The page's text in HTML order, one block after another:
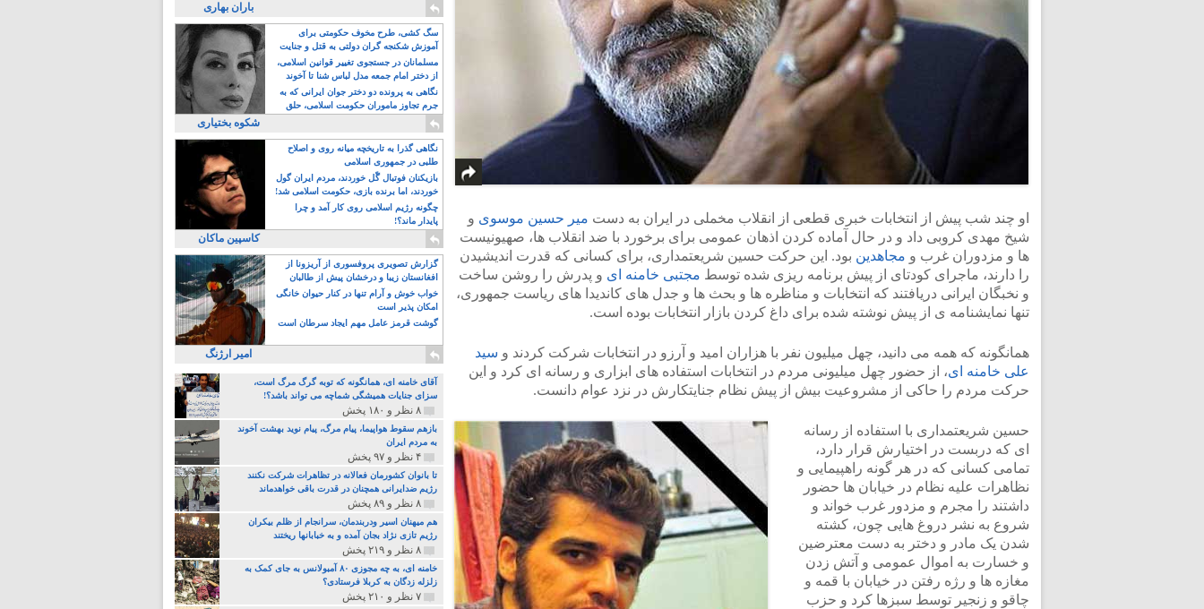
او چند شب پیش از انتخابات خبری قطعی از انقلاب مخملی در ایران به دست میر حسین موسوی و
شیخ مهدی کروبی داد و در حال آماده کردن اذهان عمومی برای برخورد با ضد انقلاب ها، صهیونیست
ها و مزدوران غرب و مجاهدین بود. این حرکت حسین شریعتمداری، برای کسانی که قدرت اندیشیدن
را دارند، ماجرای کودتای از پیش برنامه ریزی شده توسط مجتبی خامنه ای و پدرش را روشن ساخت
و نخبگان ایرانی دریافتند که انتخابات و مناظره ها و بحث ها و جدل های کاندیدا های ریاست جمهوری،
تنها نمایشنامه ی از پیش نوشته شده برای داغ کردن بازار انتخابات بوده است.
همانگونه که همه می دانید، چهل میلیون نفر با هزاران امید و آرزو در انتخابات شرکت کردند و سید
علی خامنه ای، از حضور چهل میلیونی مردم در انتخابات استفاده های ابزاری و رسانه ای کرد و این
حرکت مردم را حاکی از مشروعیت بیش از پیش نظام جنایتکارش در نزد عوام دانست.
حسین شریعتمداری با استفاده از رسانه
ای که دربست در اختیارش قرار دارد،
تمامی کسانی که در هر گونه راهپیمایی و
نظاهرات علیه نظام در خیابان ها حضور
داشتند را مجرم و مزدور غرب خواند و
شروع به نشر دروغ هایی چون، کشته
شدن یک مادر و دختر به دست معترضین
و خسارت به اموال عمومی و آتش زدن
مغازه ها و رژه رفتن در خیابان با قمه و
چاقو و زنجیر توسط سبزها کرد و حزب
باران بهاری
سگ کشی، طرح مخوف حکومتی برای
آموزش شکنجه گران دولتی به قتل و جنایت
بیشتر
مسلمانان در جستجوی تغییر قوانین اسلامی،
از دختر امام جمعه مدل لباس شنا تا آخوند
مسلمان همجنسگرا!
نگاهی به پرونده دو دختر جوان ایرانی که به
جرم تجاوز ماموران حکومت اسلامی، حلق
آویز شدند!
شکوه بختیاری
نگاهی گذرا به تاریخچه میانه روی و اصلاح
طلبی در جمهوری اسلامی
بازیکنان فوتبال گًل خوردند، مردم ایران گول
خوردند، اما برنده بازی، حکومت اسلامی شد!
چگونه رژیم اسلامی روی کار آمد و چرا
پایدار ماند؟!
کاسپین ماکان
گزارش تصویری پروفسوری از آریزونا از
افغانستان زیبا و درخشان پیش از طالبان
خواب خوش و آرام تنها در کنار حیوان خانگی
امکان پذیر است
گوشت قرمز عامل مهم ایجاد سرطان است
امیر ارژنگ
آقای خامنه ای، همانگونه که توبه گرگ مرگ است،
سزای جنایات همیشگی شماچه می تواند باشد؟!
۸ نظر و ۱۸۰ پخش
بازهم سقوط هواپیما، پیام مرگ، پیام نوید بهشت آخوند
به مردم ایران
۴ نظر و ۹۷ پخش
تا بانوان کشورمان فعالانه در تظاهرات شرکت نکنند
رژیم ضدایرانی همچنان در قدرت باقی خواهدماند
۸ نظر و ۸۹ پخش
هم میهنان اسیر ودربندمان، سرانجام از ظلم بیکران
رژیم تازی نژاد بجان آمده و به خبابانها ریختند
۸ نظر و ۲۱۹ پخش
خامنه ای، به چه مجوزی ۸۰ آمبولانس به جای کمک به
زلزله زدگان به کربلا فرستادی؟
۷ نظر و ۲۱۰ پخش